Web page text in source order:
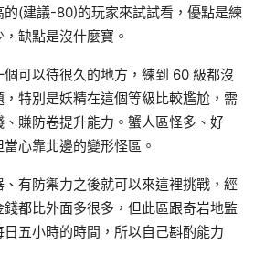
的(建議-80)的玩家來試試看，優點是練
缺點是沒什麼寶。
個可以待很久的地方，練到 60 級都沒
，特別是妖精在這個等級比較尷尬，需
、賺防卷提升能力。蟹人區怪多、好
當心靠北邊的變形怪區。
、有防禦力之後就可以來這裡挑戰，經
錢都比外面多很多，但此區跟奇岩地監
日五小時的時間，所以自己斟酌能力